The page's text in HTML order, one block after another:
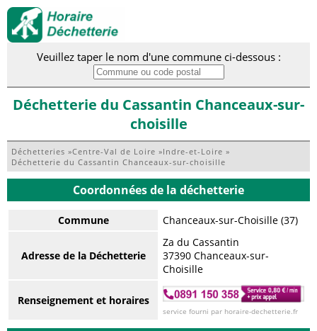
Veuillez taper le nom d'une commune ci-dessous :
Déchetterie du Cassantin Chanceaux-sur-
choisille
Déchetteries »Centre-Val de Loire »Indre-et-Loire »
Déchetterie du Cassantin Chanceaux-sur-choisille
Coordonnées de la déchetterie
Commune Chanceaux-sur-Choisille (37)
Adresse de la Déchetterie
Za du Cassantin
37390 Chanceaux-sur-
Choisille
Renseignement et horaires
service fourni par horaire-dechetterie.fr